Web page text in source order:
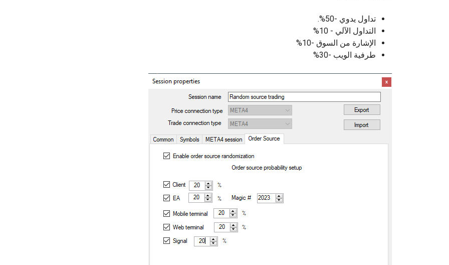
تداول يدوي -50%.
التداول الآلي - 10%
الإشارة من السوق -10%
طرفية الويب -30%